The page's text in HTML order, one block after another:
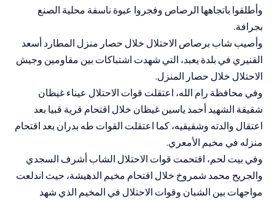
وأطلقوا باتجاهها الرصاص وفجروا عبوة ناسفة محلية الصنع
بجرافة.
وأصيب شاب برصاص الاحتلال خلال حصار منزل المطارد أسعد
القنيري في بلدة يعبد، التي شهدت اشتباكات بين مقاومين وجيش
الاحتلال خلال حصار المنزل.
وفي محافظة رام الله، اعتقلت قوات الاحتلال عيناء غيظان
شقيقة الشهيد أحمد ياسين غيظان خلال اقتحام قرية قبيا بعد
اعتقال والدته وشقيقيه، كما اعتقلت القوات طه بدران بعد اقتحام
منزله في مخيم الأمعري.
وفي بيت لحم، اقتحمت قوات الاحتلال الشاب أشرف السجدي
والجريح محمد شمروخ خلال اقتحام مخيم الدهيشة، حيث اندلعت
مواجهات بين الشبان وقوات الاحتلال في المخيم الذي شهد